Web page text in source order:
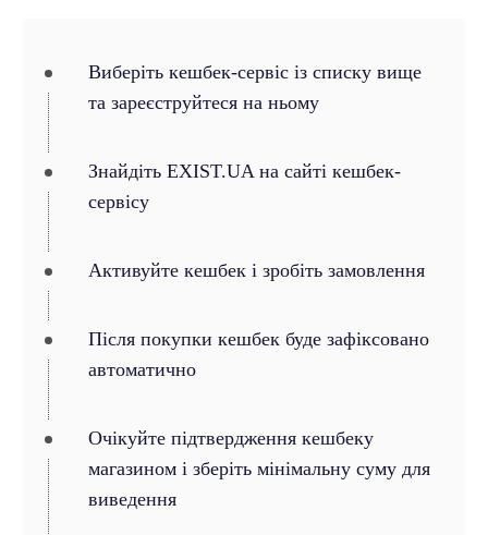
Виберіть кешбек-сервіс із списку вище
та зареєструйтеся на ньому
Знайдіть EXIST.UA на сайті кешбек-
сервісу
Активуйте кешбек і зробіть замовлення
Після покупки кешбек буде зафіксовано
автоматично
Очікуйте підтвердження кешбеку
магазином і зберіть мінімальну суму для
виведення